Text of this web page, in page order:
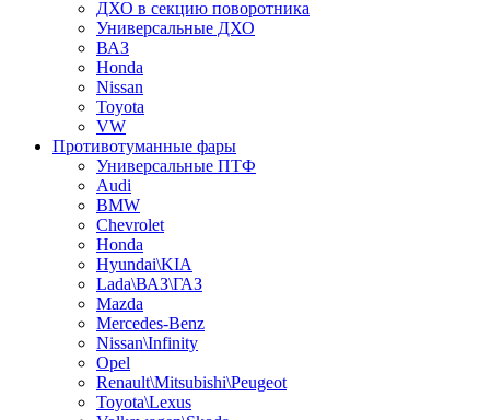
ДХО в секцию поворотника
Универсальные ДХО
ВАЗ
Honda
Nissan
Toyota
VW
Противотуманные фары
Универсальные ПТФ
Audi
BMW
Chevrolet
Honda
Hyundai\KIA
Lada\ВАЗ\ГАЗ
Mazda
Mercedes-Benz
Nissan\Infinity
Opel
Renault\Mitsubishi\Peugeot
Toyota\Lexus